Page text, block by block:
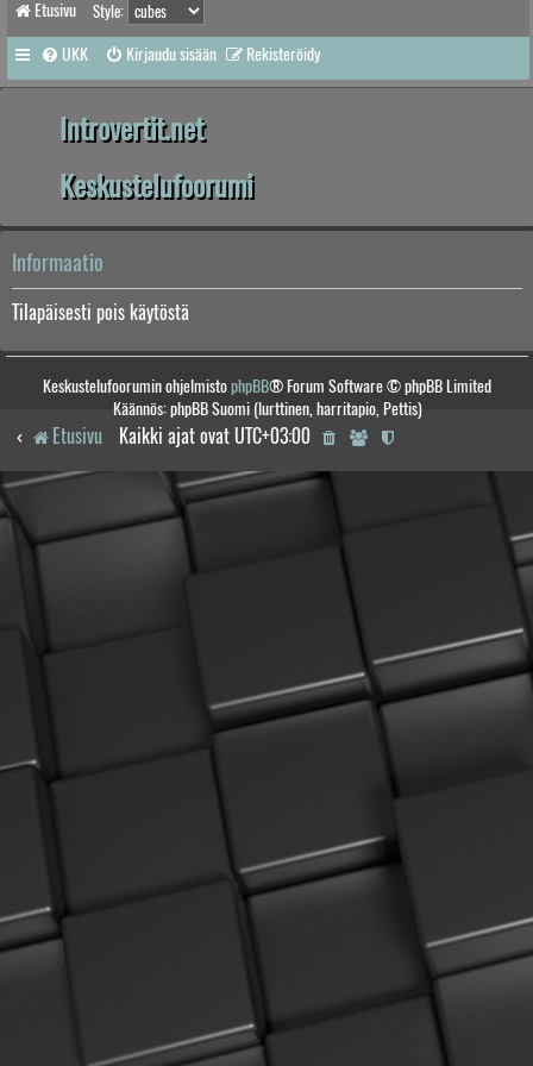
Etusivu Style:
UKK Kirjaudu sisään Rekisteröidy
Introvertit.net
Keskustelufoorumi
Informaatio
Tilapäisesti pois käytöstä
Keskustelufoorumin ohjelmistophpBB® Forum Software © phpBB Limited
Käännös: phpBB Suomi (lurttinen, harritapio, Pettis)
Etusivu Kaikki ajat ovat UTC+03:00